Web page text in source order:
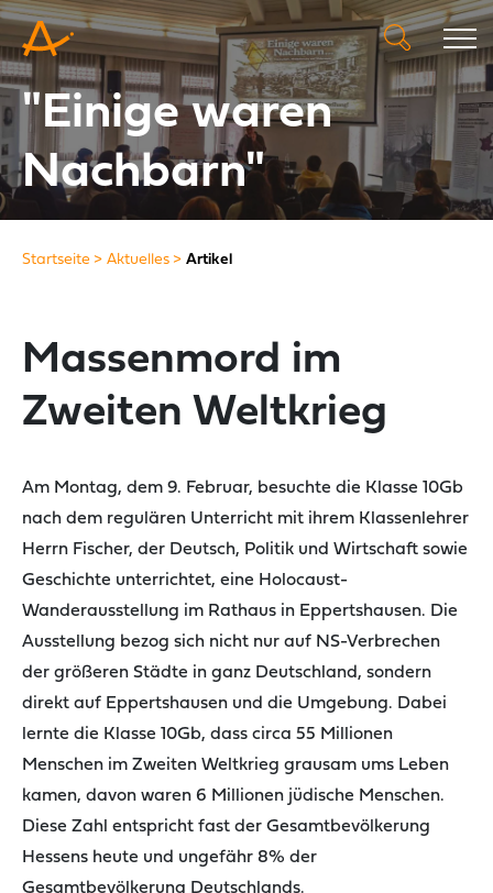
"Einige waren
Nachbarn"
Startseite Aktuelles Artikel
Massenmord im
Zweiten Weltkrieg
Am Montag, dem 9. Februar, besuchte die Klasse 10Gb
nach dem regulären Unterricht mit ihrem Klassenlehrer
Herrn Fischer, der Deutsch, Politik und Wirtschaft sowie
Geschichte unterrichtet, eine Holocaust-
Wanderausstellung im Rathaus in Eppertshausen. Die
Ausstellung bezog sich nicht nur auf NS-Verbrechen
der größeren Städte in ganz Deutschland, sondern
direkt auf Eppertshausen und die Umgebung. Dabei
lernte die Klasse 10Gb, dass circa 55 Millionen
Menschen im Zweiten Weltkrieg grausam ums Leben
kamen, davon waren 6 Millionen jüdische Menschen.
Diese Zahl entspricht fast der Gesamtbevölkerung
Hessens heute und ungefähr 8% der
Gesamtbevölkerung Deutschlands.